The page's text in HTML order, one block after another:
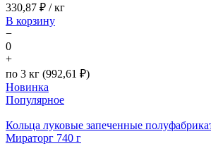
330,87 ₽ / кг
В корзину
−
0
+
по 3 кг (992,61 ₽)
Новинка
Популярное
Кольца луковые запеченные
Мираторг 740 г